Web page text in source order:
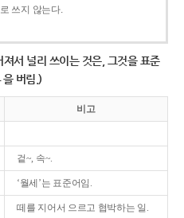
로 쓰지 않는다.
서 널리 쓰이는 것은, 그것을 표준
을 버림.)
비고
겉~, 속~.
‘월세’는 표준어임.
떼를 지어서 으르고 협박하는 일.